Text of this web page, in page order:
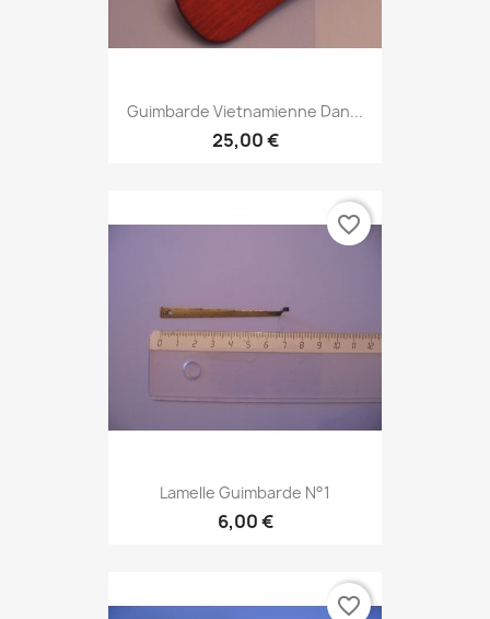
Guimbarde Vietnamienne Dan...
25,00 €
Lamelle Guimbarde N°1
6,00 €
favorite_border
favorite_border